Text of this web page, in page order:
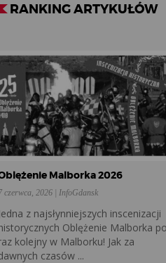
RANKING ARTYKUŁÓW
Malborka 2026
czerwca, 2026 | InfoGdansk
Jedna z najsłynniejszych inscenizacji
Oblężenie Malborka po
kolejny w Malborku! Jak za
czasów ...